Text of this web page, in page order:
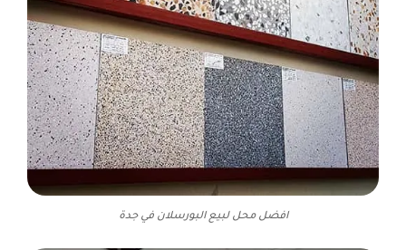
افضل محل لبيع البورسلان في جدة